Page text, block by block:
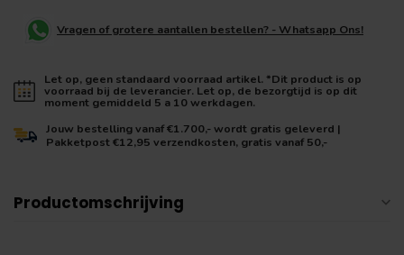
Vragen of grotere aantallen bestellen? - Whatsapp Ons!
Let op, geen standaard voorraad artikel. *Dit product is op
voorraad bij de leverancier. Let op, de bezorgtijd is op dit
moment gemiddeld 5 a 10 werkdagen.
Jouw bestelling vanaf €1.700,- wordt gratis geleverd |
Pakketpost €12,95 verzendkosten, gratis vanaf 50,-
Productomschrijving